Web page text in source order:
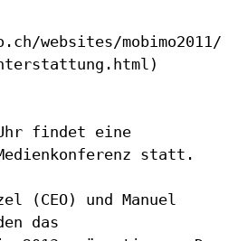
websites/mobimo2011/
findet eine
statt.
(CEO) und Manuel
das